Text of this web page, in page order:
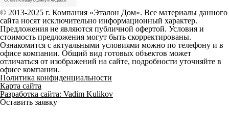
© 2013-2025 г. Компания «Эталон Дом». Все материалы данного
сайта носят исключительно информационный характер.
Предложения не являются публичной офертой. Условия и
стоимость предложения могут быть скорректированы.
Ознакомится с актуальными условиями можно по телефону и в
офисе компании. Общий вид готовых объектов может
отличаться от изображений на сайте, подробности уточняйте в
офисе компании.
Политика конфиденциальности
Карта сайта
Разработка сайта: Vadim Kulikov
Оставить заявку